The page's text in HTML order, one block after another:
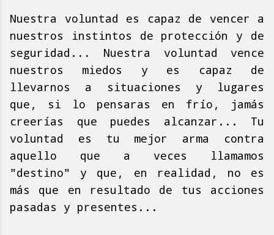
Nuestra voluntad es capaz de vencer a
nuestros instintos de protección y de
seguridad... Nuestra voluntad vence
nuestros miedos y es capaz de
llevarnos a situaciones y lugares
que, si lo pensaras en frío, jamás
creerías que puedes alcanzar... Tu
voluntad es tu mejor arma contra
aquello que a veces llamamos
"destino" y que, en realidad, no es
más que en resultado de tus acciones
pasadas y presentes...